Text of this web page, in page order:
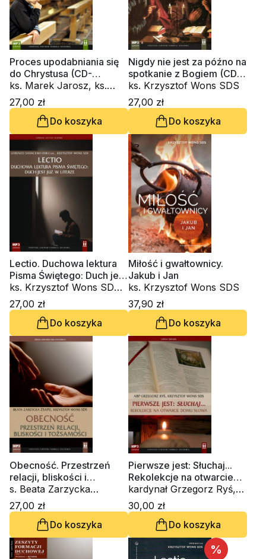
Proces upodabniania się
do Chrystusa (CD-
audiobook)
ks. Marek Jarosz, ks.
Piotr Kot, ks. Janusz
Królikowski, ks. Krzysztof
Wons SDS, ks. Tomasz
Trzaskawka
27,00 zł
Do koszyka
Nigdy nie jest za późno na
spotkanie z Bogiem (CD-
audiobook)
ks. Krzysztof Wons SDS
27,00 zł
Do koszyka
Lectio. Duchowa lektura
Pisma Świętego: Duch jest
już w literze (CD-
audiobook)
ks. Krzysztof Wons SDS,
Lorenzo Saraceno
OSBCam
27,00 zł
Do koszyka
Miłość i gwałtownicy.
Jakub i Jan
ks. Krzysztof Wons SDS
37,90 zł
Do koszyka
Obecność. Przestrzeń
relacji, bliskości i
tożsamości (CD-
audiobook)
s. Beata Zarzycka
ZSAPU, ks. Krzysztof
Wons SDS
27,00 zł
Do koszyka
Pierwsze jest: Słuchaj...
Rekolekcje na otwarcie
Domu Słowa (CD-
audiobook)
kardynał Grzegorz Ryś,
ks. Krzysztof Wons SDS
30,00 zł
Do koszyka
%